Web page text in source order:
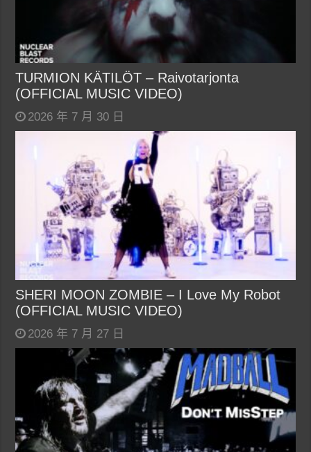
TURMION KÄTILÖT – Raivotarjonta
(OFFICIAL MUSIC VIDEO)
2026 年 7 月 30 日
SHERI MOON ZOMBIE – I Love My Robot
(OFFICIAL MUSIC VIDEO)
2026 年 7 月 27 日